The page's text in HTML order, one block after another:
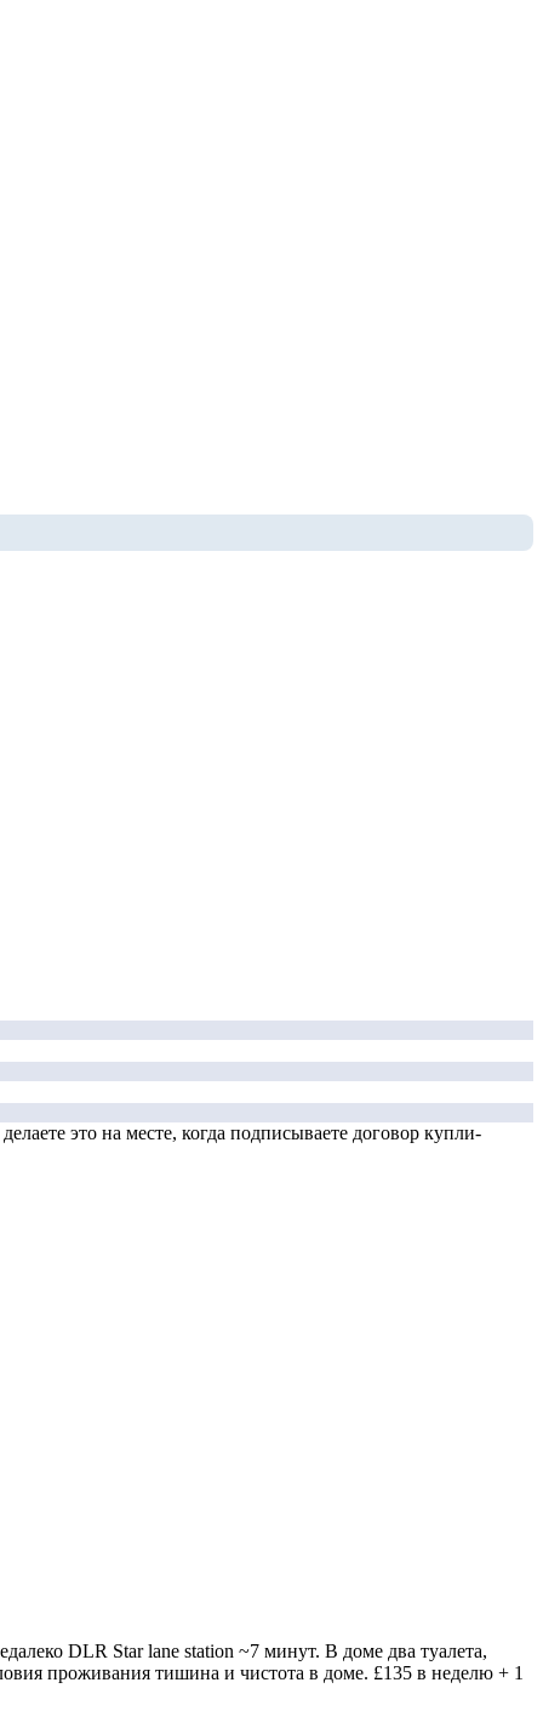
это на месте, когда подписываете договор купли-
DLR Star lane station ~7 минут. В доме два туалета,
проживания тишина и чистота в доме. £135 в неделю + 1